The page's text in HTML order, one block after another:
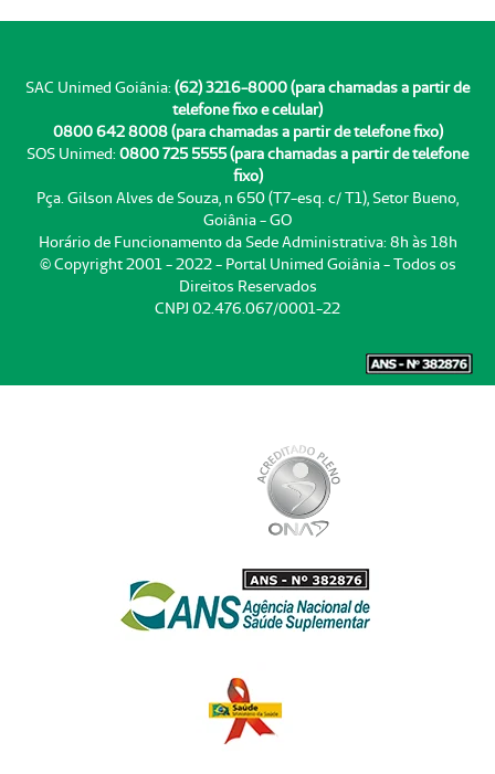
SAC Unimed Goiânia: (62) 3216-8000 (para chamadas a partir de
telefone fixo e celular)
0800 642 8008 (para chamadas a partir de telefone fixo)
SOS Unimed: 0800 725 5555 (para chamadas a partir de telefone
fixo)
Pça. Gilson Alves de Souza, n 650 (T7-esq. c/ T1), Setor Bueno,
Goiânia - GO
Horário de Funcionamento da Sede Administrativa: 8h às 18h
© Copyright 2001 - 2022 - Portal Unimed Goiânia - Todos os
Direitos Reservados
CNPJ 02.476.067/0001-22